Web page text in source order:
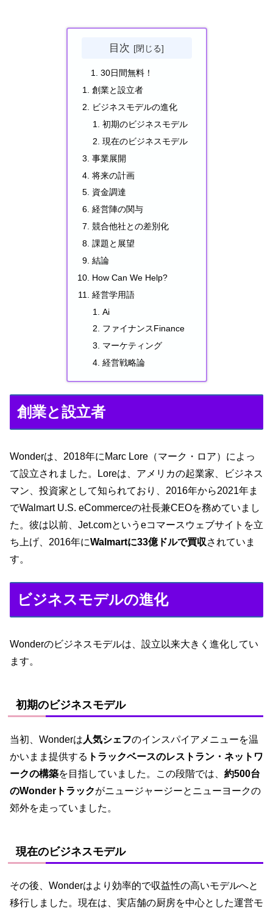
目次
30日間無料！
創業と設立者
ビジネスモデルの進化
初期のビジネスモデル
現在のビジネスモデル
事業展開
将来の計画
資金調達
経営陣の関与
競合他社との差別化
課題と展望
結論
How Can We Help?
経営学用語
Ai
ファイナンスFinance
マーケティング
経営戦略論
創業と設立者
Wonderは、2018年にMarc Lore（マーク・ロア）によっ
て設立されました。Loreは、アメリカの起業家、ビジネス
マン、投資家として知られており、2016年から2021年ま
でWalmart U.S. eCommerceの社長兼CEOを務めていまし
た。彼は以前、Jet.comというeコマースウェブサイトを立
ち上げ、2016年にWalmartに33億ドルで買収されていま
す。
ビジネスモデルの進化
Wonderのビジネスモデルは、設立以来大きく進化してい
ます。
初期のビジネスモデル
当初、Wonderは 人気シェフのインスパイアメニューを温
かいまま提供する トラックベースのレストラン・ネットワ
ークの構築を目指していました。この段階では、 約500台
のWonderトラックがニュージャージーとニューヨークの
郊外を走っていました。
現在のビジネスモデル
その後、Wonderはより効率的で収益性の高いモデルへと
移行しました。現在は、実店舗の厨房を中心とした運営モ